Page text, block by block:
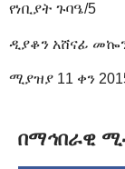
የነቢያት ጉባዔ/5
ዲያቆን አሸናፊ
ሚያዝያ 11 ቀን
በማኅበራዊ